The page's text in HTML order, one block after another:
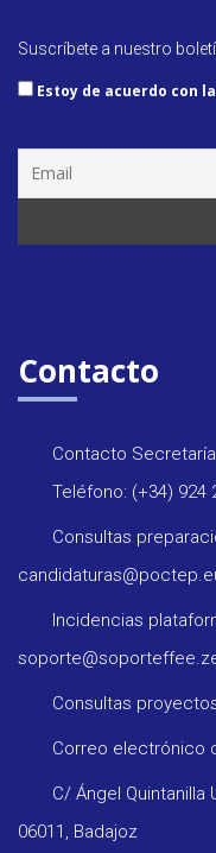
Suscríbete a nuestro
Estoy de acuerdo con la
Contacto
Contacto
Teléfono: (+34) 924
Consultas
Incidencias
Consultas
Correo electrónico
C/ Ángel Quintanilla
06011, Badajoz